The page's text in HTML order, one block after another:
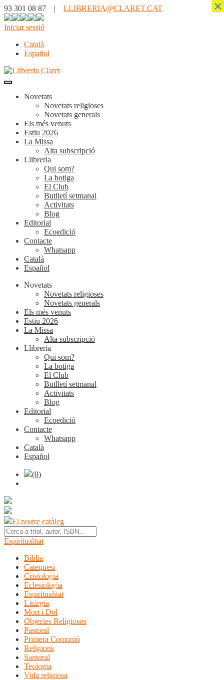
93 301 08 87 | LLIBRERIA@CLARET.CAT
Iniciar sessió
Català
Español
Novetats
Novetats religioses
Novetats generals
Els més venuts
Estiu 2026
La Missa
Alta subscripció
Llibreria
Qui som?
La botiga
El Club
Butlletí setmanal
Activitats
Blog
Editorial
Ecoedició
Contacte
Whatsapp
Català
Español
Novetats
Novetats religioses
Novetats generals
Els més venuts
Estiu 2026
La Missa
Alta subscripció
Llibreria
Qui som?
La botiga
El Club
Butlletí setmanal
Activitats
Blog
Editorial
Ecoedició
Contacte
Whatsapp
Català
Español
(0)
El nostre catàleg
Espiritualitat
Bíblia
Catequesi
Cristologia
Eclesiologia
Espiritualitat
Litúrgia
Mort i Dol
Objectes Religiosos
Pastoral
Primera Comunió
Religions
Santoral
Teologia
Vida religiosa
×